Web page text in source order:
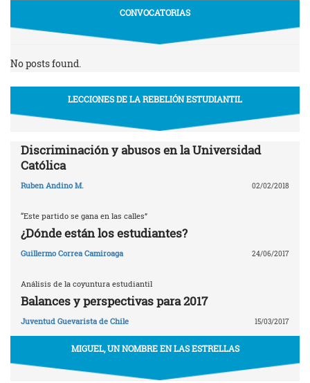
CONVOCATORIAS
No posts found.
LECCIONES DE LA REBELIÓN ESTUDIANTIL
Discriminación y abusos en la Universidad
Católica
Ruben Andino M. 02/02/2018
“Este partido se gana en las calles”
¿Dónde están los estudiantes?
Guillermo Correa Camiroaga 24/06/2017
Análisis de la coyuntura estudiantil
Balances y perspectivas para 2017
Juventud Guevarista de Chile 15/03/2017
MIGUEL, UN NOMBRE EN LAS ESTRELLAS